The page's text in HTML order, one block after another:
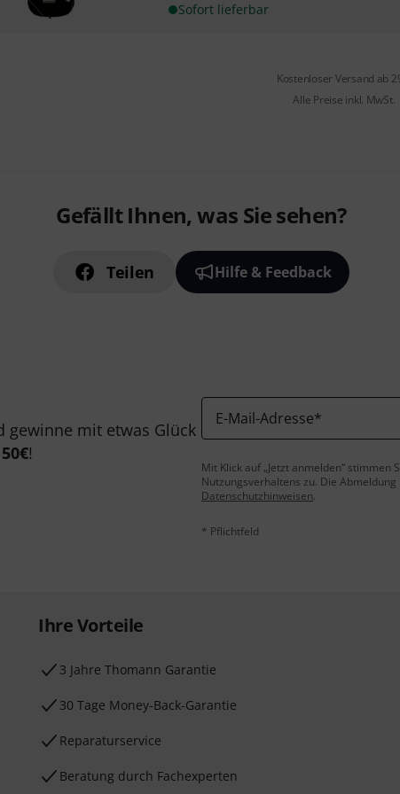
Sofort lieferbar
Kostenloser Versand ab
Alle Preise inkl. MwSt.
Gefällt Ihnen, was Sie sehen?
Teilen Hilfe & Feedback
gewinne mit etwas Glück
50€!
E-Mail-Adresse*
Mit Klick auf „Jetzt anmelden“
Nutzungsverhaltens zu. Die
Datenschutzhinweisen.
* Pflichtfeld
Ihre Vorteile
3 Jahre Thomann Garantie
30 Tage Money-Back-Garantie
Reparaturservice
Beratung durch Fachexperten